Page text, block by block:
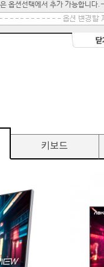
옵션선택에서 추가 가능합니다.-
키보드